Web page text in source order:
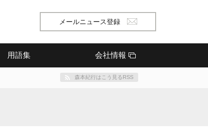
メールニュース登録
用語集 会社情報
森本紀行はこう見るRSS